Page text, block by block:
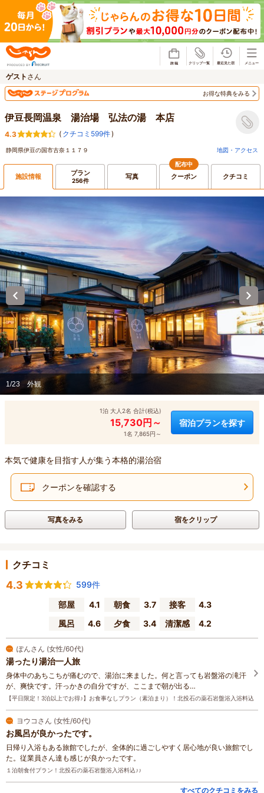
ゲスト さん
お得な特典をみる
伊豆長岡温泉 湯治場 弘法の湯 本店
4.3 ( クチコミ599件)
静岡県伊豆の国市古奈１１７９ 地図・アクセス
施設情報 プラン
256件 写真
配布中
クーポン クチコミ
1/23 外観
1泊 大人2名 合計(税込)
15,730円～
1名 7,865円～
宿泊プランを探す
本気で健康を目指す人が集う本格的湯治宿
クーポンを確認する
写真をみる 宿をクリップ
クチコミ
4.3
599件
部屋
4.1 朝食 3.7 接客
4.3
風呂
4.6 夕食 3.4 清潔感 4.2
ぽんさん (女性/60代)
湯ったり湯治一人旅
身体中のあちこちが痛むので、湯治に来ました。何と言っても岩盤浴の滝汗
が、爽快です。汗っかきの自分ですが、ここまで朝が出る…
【平日限定！3泊以上でお得♪】お食事なしプラン（素泊まり）！北投石の薬石岩盤浴入浴料込
ヨウコさん (女性/60代)
お風呂が良かったです。
日帰り入浴もある旅館でしたが、全体的に過ごしやすく居心地が良い旅館でし
た。従業員さん達も感じが良かったです。
１泊朝食付プラン！北投石の薬石岩盤浴入浴料込♪♪
すべてのクチコミをみる